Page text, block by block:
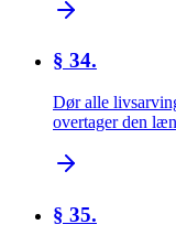
§ 34.
Dør alle
overtager den
§ 35.